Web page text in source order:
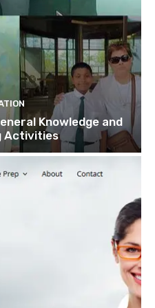
Knowledge and
Activities